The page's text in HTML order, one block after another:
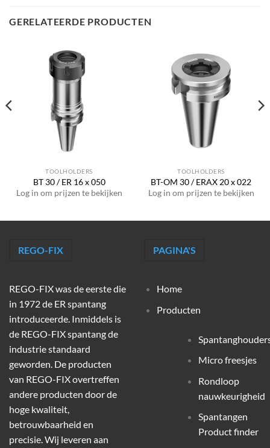
GERELATEERDE PRODUCTEN
TOOLHOLDERS
BT 30 / ER 16 x 050
Log in om prijzen te bekijken
TOOLHOLDERS
BT-OM 30 / ERAX 20 x 022
Log in om prijzen te bekijken
REGO-FIX
REGO-FIX was de eerste die
in 1972 de ER spantang
introduceerde. Inmiddels is
de REGO-FIX spantang de
industrie standaard
geworden. De producten
van REGO-FIX overtreffen
andere producten door de
hoge kwaliteit,
betrouwbaarheid en
precisie. Wij leveren aan
PAGINA'S
Home
Producten
Micro freesjes
Rondloop
nauwkeurigheid
Spantangen
Product finder